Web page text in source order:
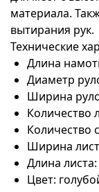
материала.
вытирания рук.
Технические
Длина
Диаметр
Ширина
Количество
Количество
Ширина
Длина
Цвет: